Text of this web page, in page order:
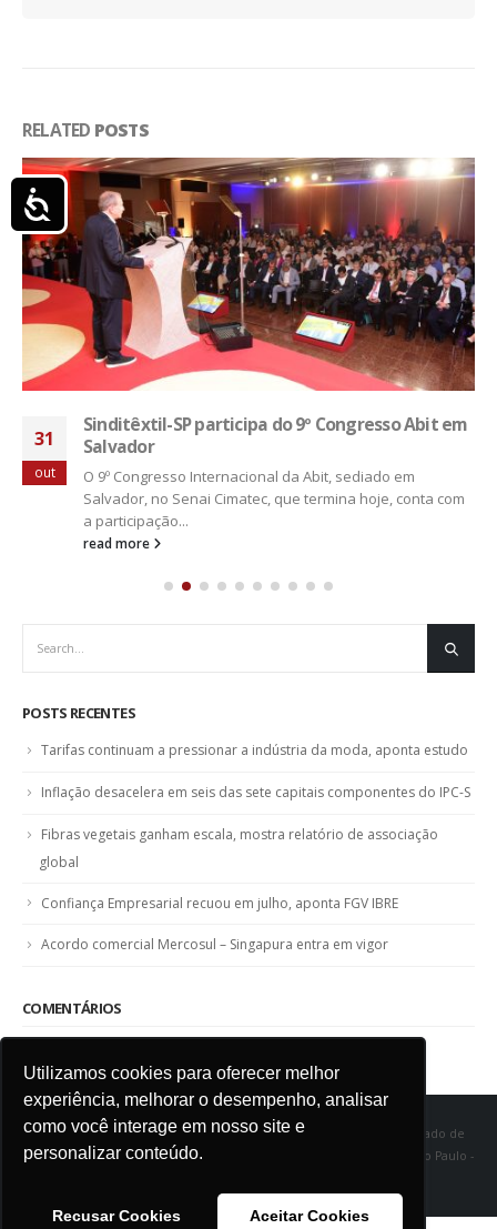
Utilizamos cookies para oferecer melhor
experiência, melhorar o desempenho, analisar
como você interage em nosso site e
personalizar conteúdo.
Recusar Cookies Aceitar Cookies
Acessibilidade
RELATED POSTS
31
out
Sinditêxtil-SP participa do 9º Congresso Abit em
Salvador
O 9º Congresso Internacional da Abit, sediado em
Salvador, no Senai Cimatec, que termina hoje, conta com
a participação...
read more
POSTS RECENTES
Tarifas continuam a pressionar a indústria da moda, aponta estudo
Inflação desacelera em seis das sete capitais componentes do IPC-S
Fibras vegetais ganham escala, mostra relatório de associação
global
Confiança Empresarial recuou em julho, aponta FGV IBRE
Acordo comercial Mercosul – Singapura entra em vigor
COMENTÁRIOS
SINDITÊXTIL SP - Sindicato das Indústrias de Fiação e Tecelagem do Estado de
São Paulo Rua Marquês de Itu, 968 - Vila Buarque - Cep 01223-000 - São Paulo -